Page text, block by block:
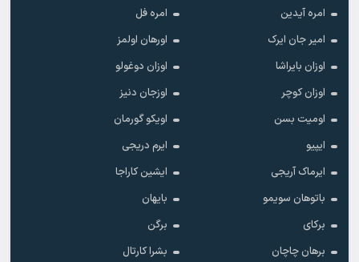
امره آیدین
امره فل
امیر جان ایرک
اورهان اولمز
اوزان بایراشا
اوزان دوغولو
اوزان کوچر
اوزجان دنیز
اومیت بسن
اویکو گورمان
ایپیو
ایرم دریجی
ایرماک آریجی
ایشین کاراجا
باتوهان سویمو
بایهان
برکای
برگن
برهان چاچان
بشرا کارتال